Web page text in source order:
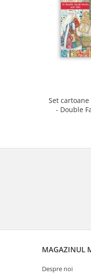
Set
- Double
MAGAZINUL
Despre noi